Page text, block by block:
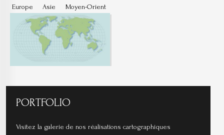
Europe
Asie
Moyen-Orient
PORTFOLIO
Visitez la galerie de nos réalisations cartographiques